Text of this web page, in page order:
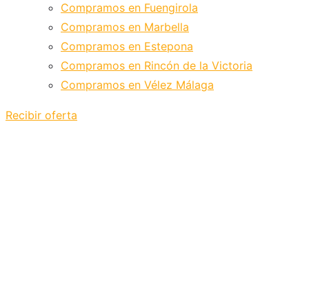
Compramos en Fuengirola
Compramos en Marbella
Compramos en Estepona
Compramos en Rincón de la Victoria
Compramos en Vélez Málaga
Recibir oferta